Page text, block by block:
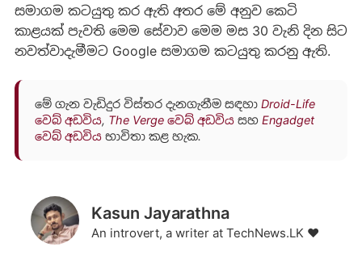
සමාගම කටයුතු කර ඇති අතර මේ අනුව කෙටි
කාළයක් පැවති මෙම සේවාව මෙම මස 30 වැනි දින සිට
නවත්වාදැමීමට Google සමාගම කටයුතු කරනු ඇති.
මේ ගැන වැඩිදුර විස්තර දැනගැනීම සඳහා Droid-Life
වෙබ් අඩවිය, The Verge වෙබ් අඩවියසහ Engadget
වෙබ් අඩවියභාවිතා කළ හැක.
Kasun Jayarathna
An introvert, a writer at TechNews.LK ❤️